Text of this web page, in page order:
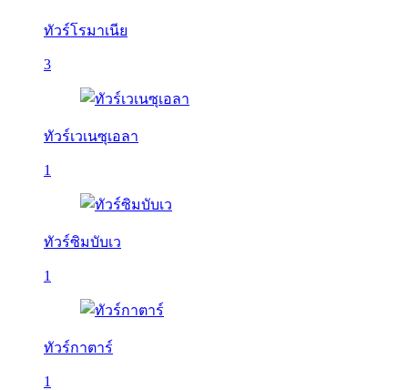
ทัวร์โรมาเนีย
3
ทัวร์เวเนซุเอลา
1
ทัวร์ซิมบับเว
1
ทัวร์กาตาร์
1